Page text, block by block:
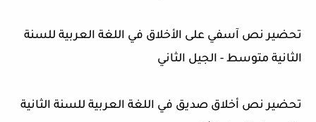
تحضير نص آسفي على الأخلاق في اللغة العربية للسنة
الثانية متوسط - الجيل الثاني
تحضير نص أخلاق صديق في اللغة العربية للسنة الثانية